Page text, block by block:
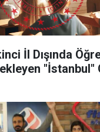
İl Dışında
"İstanbul"